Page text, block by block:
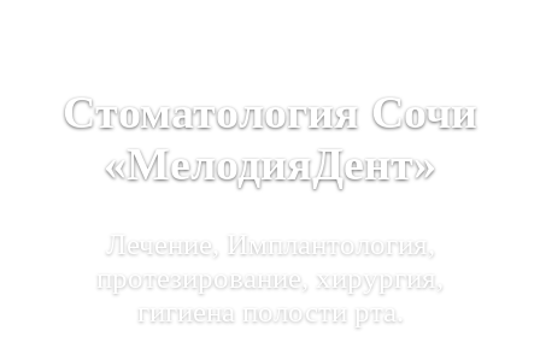
Стоматология Сочи
«МелодияДент»
Лечение, Имплантология,
протезирование, хирургия,
гигиена полости рта.